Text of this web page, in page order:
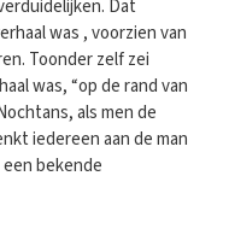
Dat
was , voorzien van
Toonder zelf zei
was, “op de rand van
als men de
iedereen aan de man
bekende